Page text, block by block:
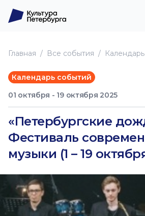
Главная Все события
Календарь событий
01 октября - 19 октября 2025
«Петербургские
Фестиваль
музыки (1 – 19